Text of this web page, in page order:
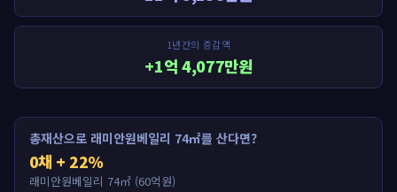
1년간의 증감액
+1억 4,077만원
총재산으로 래미안원베일리 74㎡를 산다면?
0채 + 22%
래미안원베일리 74㎡ (60억원)